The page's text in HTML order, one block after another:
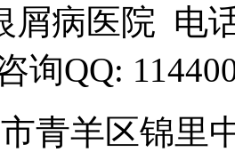
屑病医院 电
询QQ:
青羊区锦里